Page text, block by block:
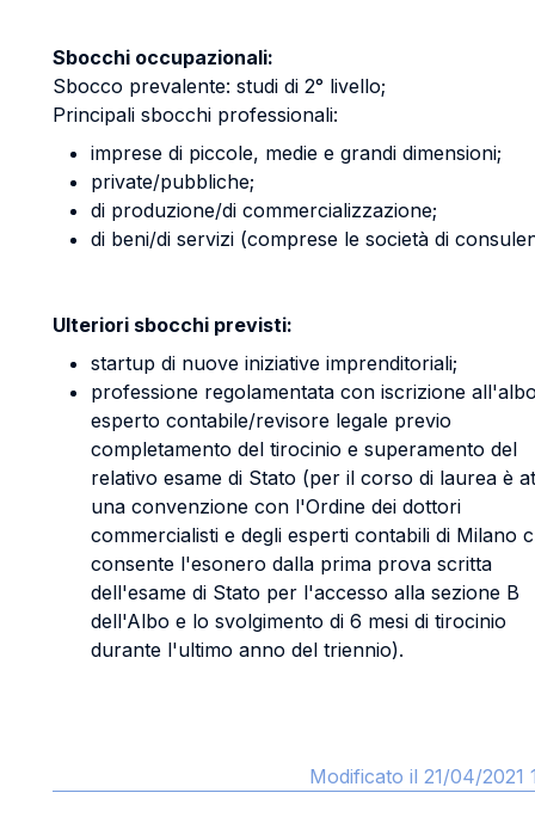
Sbocchi occupazionali:
Sbocco prevalente: studi di 2° livello;
Principali sbocchi professionali:
imprese di piccole, medie e grandi dimensioni;
private/pubbliche;
di produzione/di commercializzazione;
di beni/di servizi (comprese le società di
Ulteriori sbocchi previsti:
startup di nuove iniziative imprenditoriali;
professione regolamentata con iscrizione
esperto contabile/revisore legale previo
completamento del tirocinio e superamento del
relativo esame di Stato (per il corso di laurea è
una convenzione con l'Ordine dei dottori
commercialisti e degli esperti contabili di Milano
consente l'esonero dalla prima prova scritta
dell'esame di Stato per l'accesso alla sezione B
dell'Albo e lo svolgimento di 6 mesi di tirocinio
durante l'ultimo anno del triennio).
Modificato il 21/04/2021